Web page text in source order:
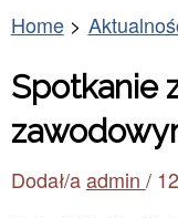
Home
Spotkanie
Dodał/a admin /